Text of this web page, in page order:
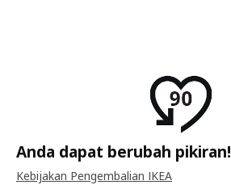
Anda dapat berubah pikiran!
Kebijakan Pengembalian IKEA